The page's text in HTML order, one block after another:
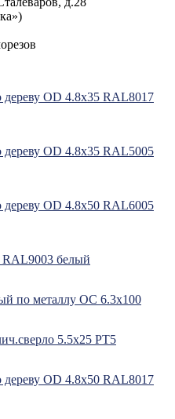
OD 4.8х35 RAL8017
OD 4.8х35 RAL5005
OD 4.8х50 RAL6005
RAL9003 белый
по металлу ОС 6.3х100
5.5х25 РТ5
OD 4.8х50 RAL8017